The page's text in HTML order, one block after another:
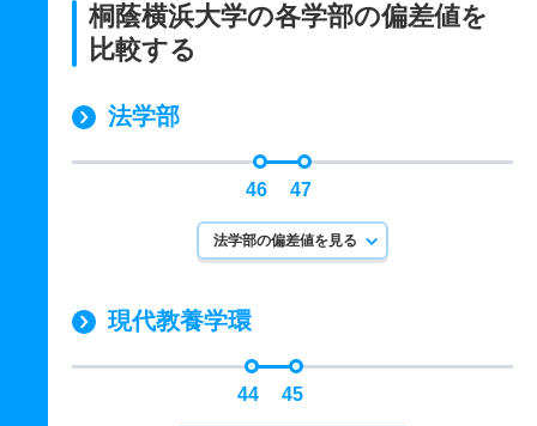
桐蔭横浜大学の各学部の偏差値を
比較する
法学部
46 47
法学部の偏差値を見る
現代教養学環
44 45